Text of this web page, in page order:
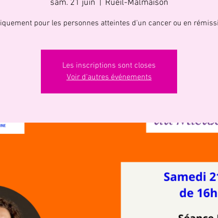
sam. 21 juin Rueil-Malmaison
pour les personnes atteintes d'un cancer ou en
Les inscriptions sont closes
Voir d'autres événements